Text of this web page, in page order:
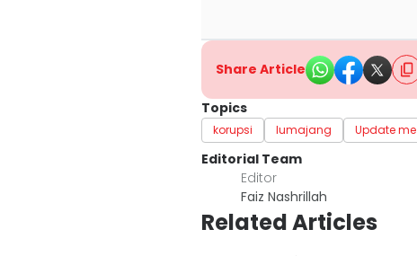
Share Article
Topics
korupsi lumajang Update me
Editorial Team
Editor
Faiz Nashrillah
Related Articles